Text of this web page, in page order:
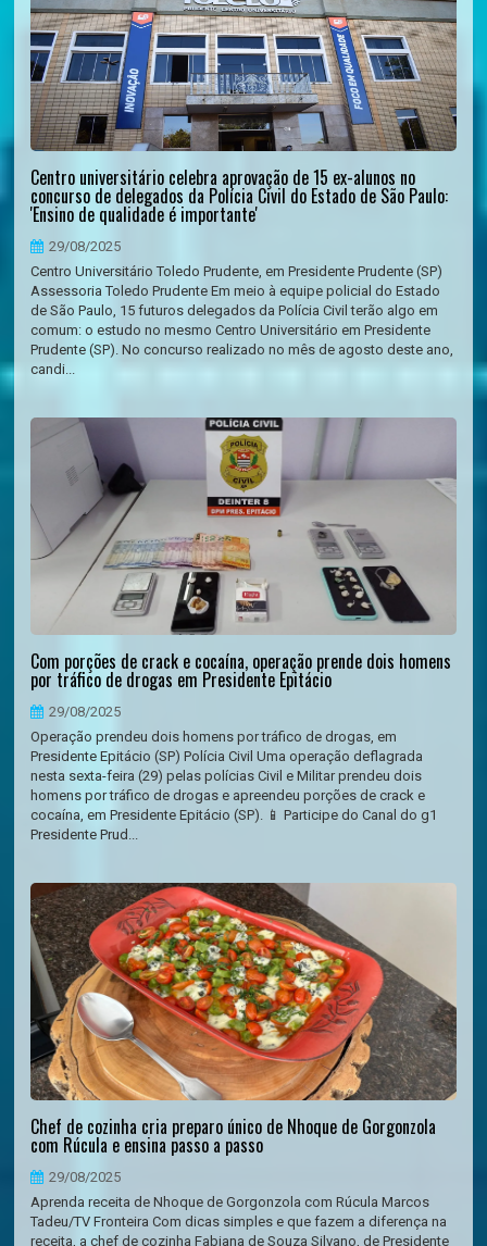
Centro universitário celebra aprovação de 15 ex-alunos no
concurso de delegados da Polícia Civil do Estado de São Paulo:
'Ensino de qualidade é importante'
29/08/2025
Centro Universitário Toledo Prudente, em Presidente Prudente (SP)
Assessoria Toledo Prudente Em meio à equipe policial do Estado
de São Paulo, 15 futuros delegados da Polícia Civil terão algo em
comum: o estudo no mesmo Centro Universitário em Presidente
Prudente (SP). No concurso realizado no mês de agosto deste ano,
candi...
Com porções de crack e cocaína, operação prende dois homens
por tráfico de drogas em Presidente Epitácio
29/08/2025
Operação prendeu dois homens por tráfico de drogas, em
Presidente Epitácio (SP) Polícia Civil Uma operação deflagrada
nesta sexta-feira (29) pelas polícias Civil e Militar prendeu dois
homens por tráfico de drogas e apreendeu porções de crack e
cocaína, em Presidente Epitácio (SP). 📱 Participe do Canal do g1
Presidente Prud...
Chef de cozinha cria preparo único de Nhoque de Gorgonzola
com Rúcula e ensina passo a passo
29/08/2025
Aprenda receita de Nhoque de Gorgonzola com Rúcula Marcos
Tadeu/TV Fronteira Com dicas simples e que fazem a diferença na
receita, a chef de cozinha Fabiana de Souza Silvano, de Presidente